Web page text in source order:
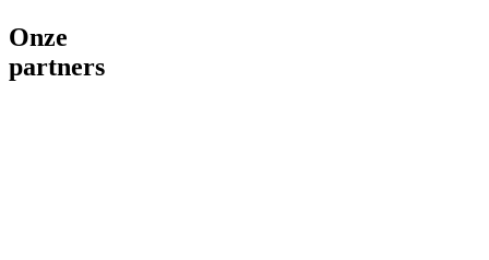
Onze
partners